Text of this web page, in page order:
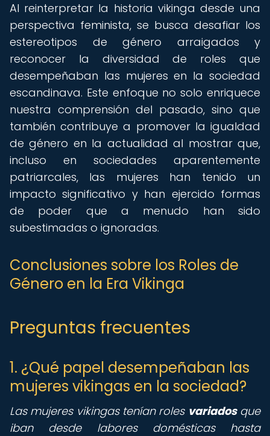
Al reinterpretar la historia vikinga desde una
perspectiva feminista, se busca desafiar los
estereotipos de género arraigados y
reconocer la diversidad de roles que
desempeñaban las mujeres en la sociedad
escandinava. Este enfoque no solo enriquece
nuestra comprensión del pasado, sino que
también contribuye a promover la igualdad
de género en la actualidad al mostrar que,
incluso en sociedades aparentemente
patriarcales, las mujeres han tenido un
impacto significativo y han ejercido formas
de poder que a menudo han sido
subestimadas o ignoradas.
Conclusiones sobre los Roles de
Género en la Era Vikinga
Preguntas frecuentes
1. ¿Qué papel desempeñaban las
mujeres vikingas en la sociedad?
Las mujeres vikingas tenían roles variadosque
iban desde labores domésticas hasta